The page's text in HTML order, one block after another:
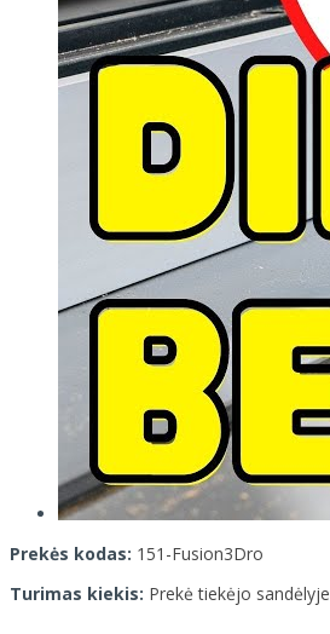
Prekės kodas: 151-Fusion3Dro
Turimas kiekis: Prekė tiekėjo sandėlyje